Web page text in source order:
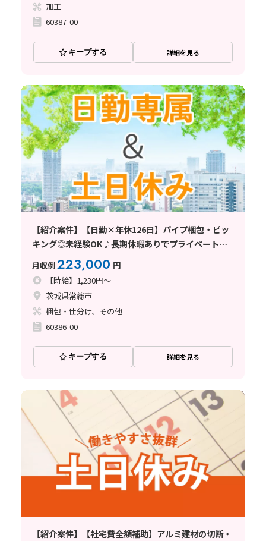
加工
60387-00
キープする 詳細を見る
【紹介案件】【日勤×年休126日】パイプ梱包・ピッ
キング◎未経験OK♪長期休暇ありでプライベート充
月収例223,000 円
【時給】1,230円～
茨城県常総市
梱包・仕分け、その他
60386-00
キープする 詳細を見る
【紹介案件】【社宅費全額補助】アルミ建材の切断・